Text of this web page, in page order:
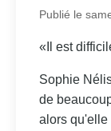
Publié le
«Il est
Sophie
de
alors qu'elle